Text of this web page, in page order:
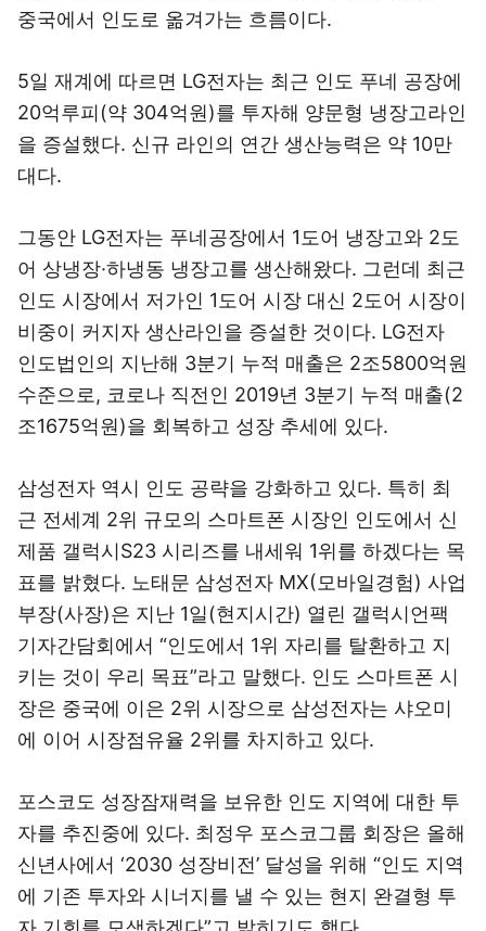
중국에서 인도로 옮겨가는 흐름이다.
5일 재계에 따르면 LG전자는 최근 인도 푸네 공장에
20억루피(약 304억원)를 투자해 양문형 냉장고라인
을 증설했다. 신규 라인의 연간 생산능력은 약 10만
대다.
그동안 LG전자는 푸네공장에서 1도어 냉장고와 2도
어 상냉장·하냉동 냉장고를 생산해왔다. 그런데 최근
인도 시장에서 저가인 1도어 시장 대신 2도어 시장이
비중이 커지자 생산라인을 증설한 것이다. LG전자
인도법인의 지난해 3분기 누적 매출은 2조5800억원
수준으로, 코로나 직전인 2019년 3분기 누적 매출(2
조1675억원)을 회복하고 성장 추세에 있다.
삼성전자 역시 인도 공략을 강화하고 있다. 특히 최
근 전세계 2위 규모의 스마트폰 시장인 인도에서 신
제품 갤럭시S23 시리즈를 내세워 1위를 하겠다는 목
표를 밝혔다. 노태문 삼성전자 MX(모바일경험) 사업
부장(사장)은 지난 1일(현지시간) 열린 갤럭시언팩
기자간담회에서 “인도에서 1위 자리를 탈환하고 지
키는 것이 우리 목표”라고 말했다. 인도 스마트폰 시
장은 중국에 이은 2위 시장으로 삼성전자는 샤오미
에 이어 시장점유율 2위를 차지하고 있다.
포스코도 성장잠재력을 보유한 인도 지역에 대한 투
자를 추진중에 있다. 최정우 포스코그룹 회장은 올해
신년사에서 ‘2030 성장비전’ 달성을 위해 “인도 지역
에 기존 투자와 시너지를 낼 수 있는 현지 완결형 투